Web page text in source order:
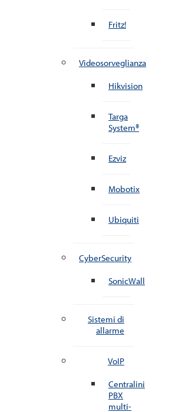
Fritz!
Videosorveglianza
Hikvision
Targa
System®
Ezviz
Mobotix
Ubiquiti
CyberSecurity
SonicWall
Sistemi di
allarme
VoIP
Centralini
PBX
multi-